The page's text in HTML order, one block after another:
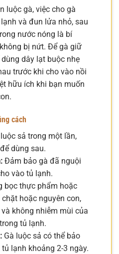
luộc gà, việc cho gà
và đun lửa nhỏ, sau
nước nóng là bí
bị nứt. Để gà giữ
dây lạt buộc nhẹ
trước khi cho vào nồi
hữu ích khi bạn muốn
cách
sả trong một lần,
dùng sau.
Đảm bảo gà đã nguội
vào tủ lạnh.
bọc thực phẩm hoặc
hoặc nguyên con,
không nhiễm mùi của
tủ lạnh.
Gà luộc sả có thể bảo
lạnh khoảng 2-3 ngày.